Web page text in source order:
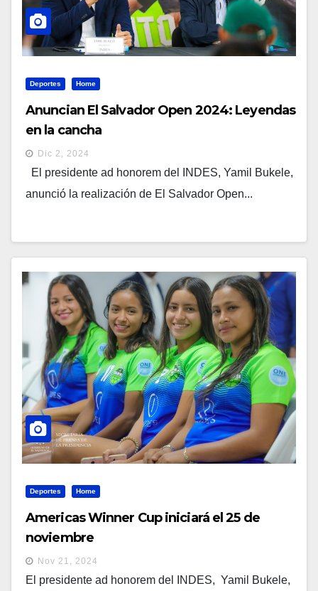
Deportes Home
Anuncian El Salvador Open 2024: Leyendas
en la cancha
Dic 2, 2024
El presidente ad honorem del INDES, Yamil Bukele,
anunció la realización de El Salvador Open...
Deportes Home
Americas Winner Cup iniciará el 25 de
noviembre
Nov 21, 2024
El presidente ad honorem del INDES, Yamil Bukele,